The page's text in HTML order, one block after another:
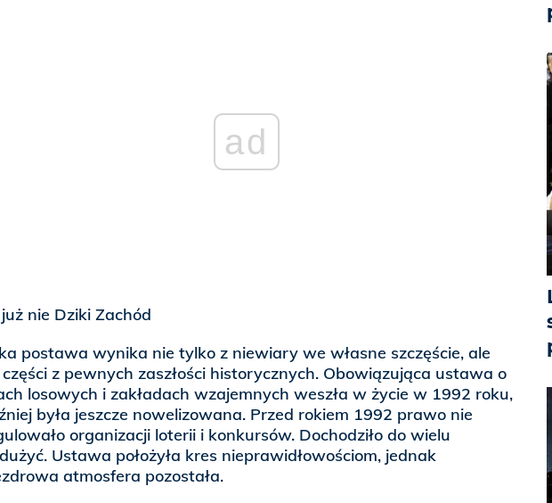
ad
nie Dziki Zachód
postawa wynika nie tylko z niewiary we własne szczęście, ale
z pewnych zaszłości historycznych. Obowiązująca ustawa o
losowych i zakładach wzajemnych weszła w życie w 1992 roku,
była jeszcze nowelizowana. Przed rokiem 1992 prawo nie
organizacji loterii i konkursów. Dochodziło do wielu
Ustawa położyła kres nieprawidłowościom, jednak
atmosfera pozostała.